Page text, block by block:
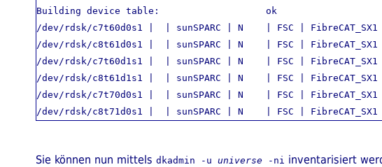
Building device table:                   ok
/dev/rdsk/c7t60d0s1 |  | sunSPARC | N    | FSC |
/dev/rdsk/c8t61d0s1 |  | sunSPARC | N    | FSC |
/dev/rdsk/c7t60d1s1 |  | sunSPARC | N    | FSC |
/dev/rdsk/c8t61d1s1 |  | sunSPARC | N    | FSC |
/dev/rdsk/c7t70d0s1 |  | sunSPARC | N    | FSC |
Sie können nun mittelsdkadmin -u universe -ni inventarisiert